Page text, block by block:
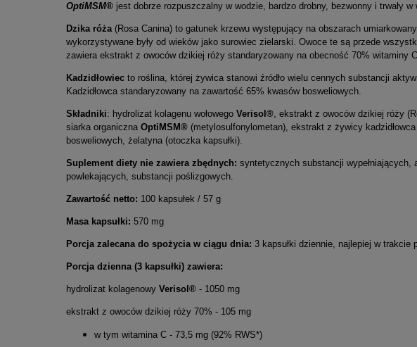
OptiMSM® jest dobrze rozpuszczalny w wodzie, bardzo drobny, bezwonny i trwały
Dzika róża(Rosa Canina) to gatunek krzewu występujący na obszarach
wykorzystywane były od wieków jako surowiec zielarski. Owoce te są przede
zawiera ekstrakt z owoców dzikiej róży standaryzowany na obecność 70% witaminy
Kadzidłowiec to roślina, której żywica stanowi źródło wielu cennych substancji
Kadzidłowca standaryzowany na zawartość 65% kwasów bosweliowych.
Składniki: hydrolizat kolagenu wołowego Verisol®, ekstrakt z owoców dzikiej róży
siarka organiczna OptiMSM® (metylosulfonylometan), ekstrakt z żywicy
bosweliowych, żelatyna (otoczka kapsułki).
Suplement diety nie zawiera zbędnych: syntetycznych substancji wypełniających,
powlekających, substancji poślizgowych.
Zawartość netto: 100 kapsułek / 57 g
Masa kapsułki: 570 mg
Porcja zalecana do spożycia w ciągu dnia: 3 kapsułki dziennie, najlepiej w trakcie
Porcja dzienna (3 kapsułki) zawiera:
hydrolizat kolagenowy Verisol® - 1050 mg
ekstrakt z owoców dzikiej róży 70% - 105 mg
w tym witamina C - 73,5 mg (92% RWS*)